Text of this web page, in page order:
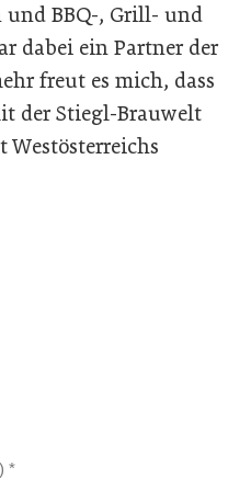
und BBQ-, Grill- und
dabei ein Partner der
freut es mich, dass
der Stiegl-Brauwelt
Westösterreichs